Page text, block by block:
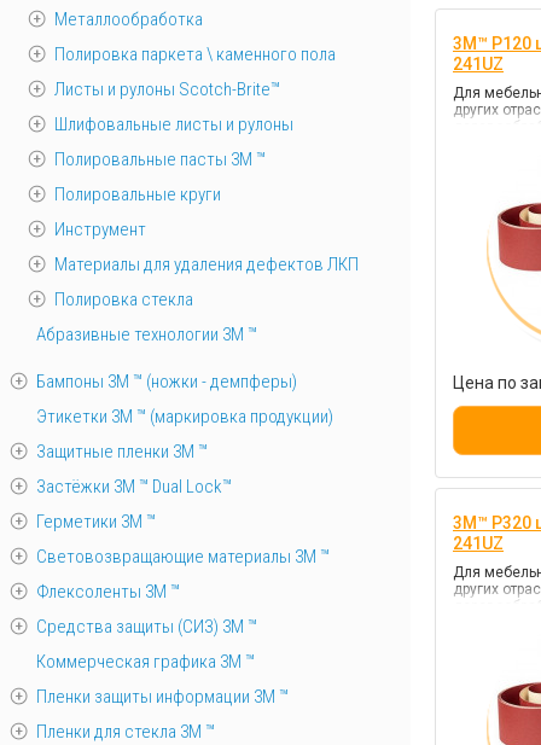
3M™ P120
241UZ
Для
других
Цена по
3M™ P320
241UZ
Для
других
Металлообработка
Полировка паркета \ каменного пола
Листы и рулоны Scotch-Brite™
Шлифовальные листы и рулоны
Полировальные пасты 3М ™
Полировальные круги
Инструмент
Материалы для удаления дефектов ЛКП
Полировка стекла
Абразивные технологии 3М ™
Бампоны 3М ™ (ножки - демпферы)
Этикетки 3М ™ (маркировка продукции)
Защитные пленки 3М ™
Застёжки 3М ™ Dual Lock™
Герметики 3М ™
Световозвращающие материалы 3М ™
Флексоленты 3М ™
Средства защиты (СИЗ) 3M ™
Коммерческая графика 3М ™
Пленки защиты информации 3М ™
Пленки для стекла 3М ™